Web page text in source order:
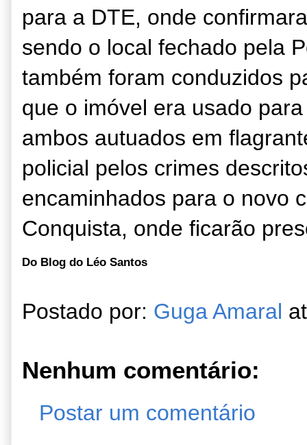
para a DTE, onde
sendo o local fechado pela
também foram conduzidos
que o imóvel era usado
ambos autuados em
policial pelos crimes
encaminhados para o novo
Conquista, onde ficarão
Do Blog do Léo Santos
Postado por: Guga Amaral
Nenhum comentário:
Postar um comentário